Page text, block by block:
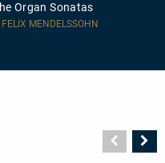
Organ Sonatas
MENDELSSOHN
Seite